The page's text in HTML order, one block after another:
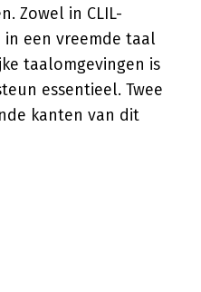
Zowel in CLIL-
in een vreemde taal
taalomgevingen is
essentieel. Twee
kanten van dit